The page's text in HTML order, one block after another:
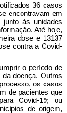
36 casos
encontravam em
junto às unidades
Até hoje,
dose e 13137
contra a Covid-
o período de
doença. Outros
os casos
de pacientes que
Covid-19; ou
de origem,